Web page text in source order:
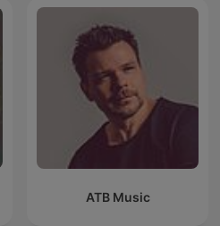
ATB Music